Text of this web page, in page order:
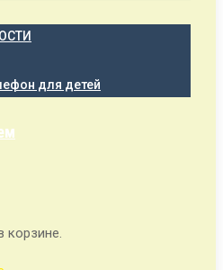
для детей
корзине.